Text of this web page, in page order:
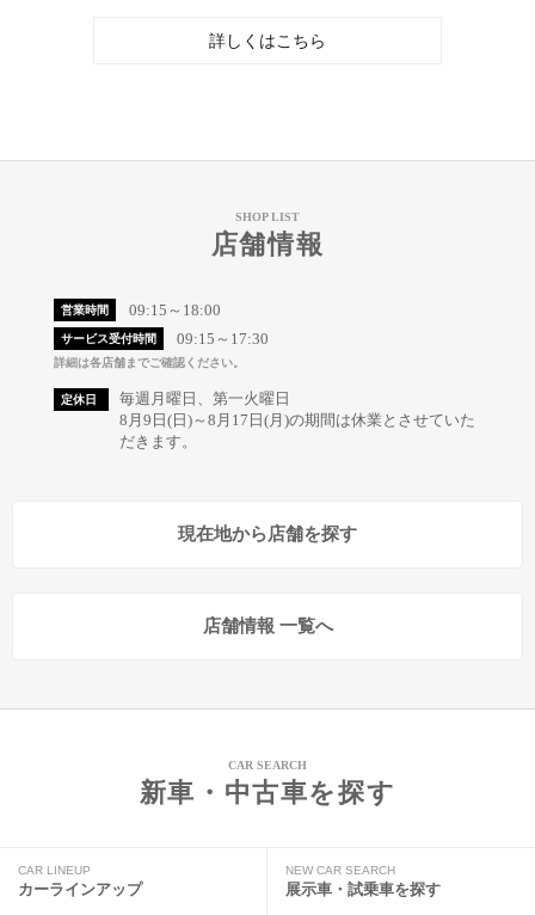
詳しくはこちら
SHOP LIST
店舗情報
営業時間 09:15～18:00
サービス受付時間 09:15～17:30
詳細は各店舗までご確認ください。
定休日
毎週月曜日、第一火曜日
8月9日(日)～8月17日(月)の期間は休業とさせていた
だきます。
現在地から店舗を探す
店舗情報 一覧へ
CAR SEARCH
新車・中古車を探す
CAR LINEUP
カーラインアップ
NEW CAR SEARCH
展示車・試乗車を探す